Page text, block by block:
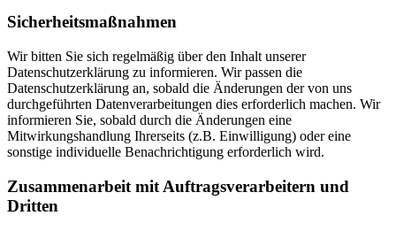
Sicherheitsmaßnahmen
Wir bitten Sie sich regelmäßig über den Inhalt unserer
Datenschutzerklärung zu informieren. Wir passen die
Datenschutzerklärung an, sobald die Änderungen der von uns
durchgeführten Datenverarbeitungen dies erforderlich machen. Wir
informieren Sie, sobald durch die Änderungen eine
Mitwirkungshandlung Ihrerseits (z.B. Einwilligung) oder eine
sonstige individuelle Benachrichtigung erforderlich wird.
Zusammenarbeit mit Auftragsverarbeitern und
Dritten